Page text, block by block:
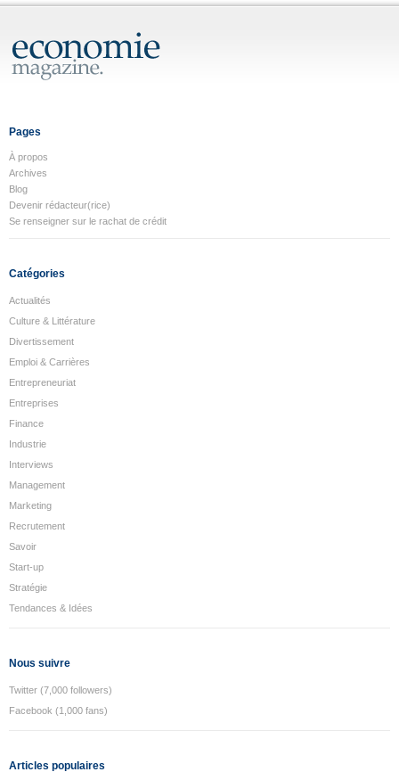
Pages
À propos
Archives
Blog
Devenir rédacteur(rice)
Se renseigner sur le rachat de crédit
Catégories
Actualités
Culture & Littérature
Divertissement
Emploi & Carrières
Entrepreneuriat
Entreprises
Finance
Industrie
Interviews
Management
Marketing
Recrutement
Savoir
Start-up
Stratégie
Tendances & Idées
Nous suivre
Twitter (7,000 followers)
Facebook (1,000 fans)
Articles populaires